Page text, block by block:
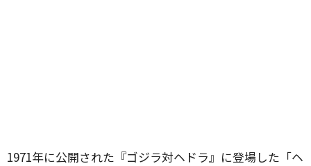
1971年に公開された『ゴジラ対ヘドラ』に登場した「ヘ